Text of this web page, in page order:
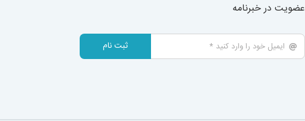
عضویت در خبرنامه
ثبت نام